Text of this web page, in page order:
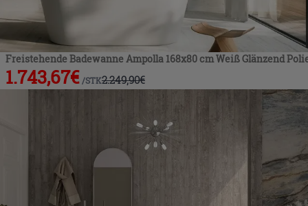
Freistehende Badewanne Ampolla 168x80 cm Weiß Glänzend
1.743,67€ /STK2.249,90€